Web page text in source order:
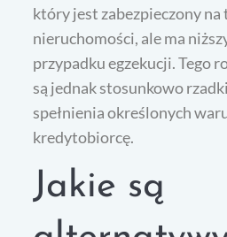
który jest zabezpieczony na
nieruchomości, ale ma
przypadku egzekucji. Tego
są jednak stosunkowo
spełnienia określonych
kredytobiorcę.
Jakie są